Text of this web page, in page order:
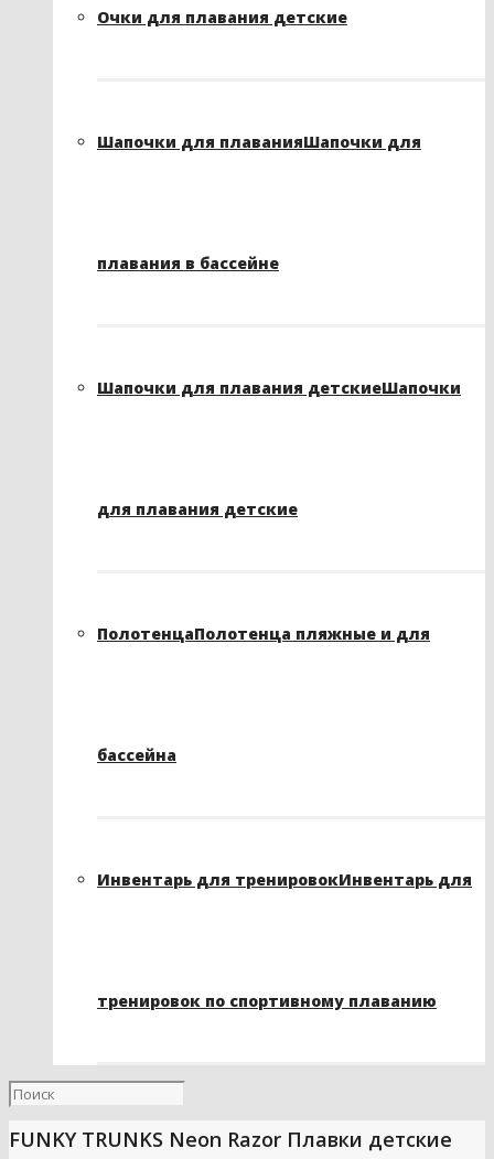
Очки для плавания детские
Шапочки для плаванияШапочки для
плавания в бассейне
Шапочки для плавания детскиеШапочки
для плавания детские
ПолотенцаПолотенца пляжные и для
бассейна
Инвентарь для тренировокИнвентарь для
тренировок по спортивному плаванию
FUNKY TRUNKS Neon Razor Плавки детские